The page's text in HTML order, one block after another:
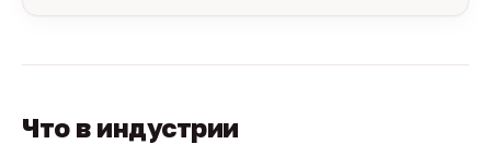
Что в индустрии